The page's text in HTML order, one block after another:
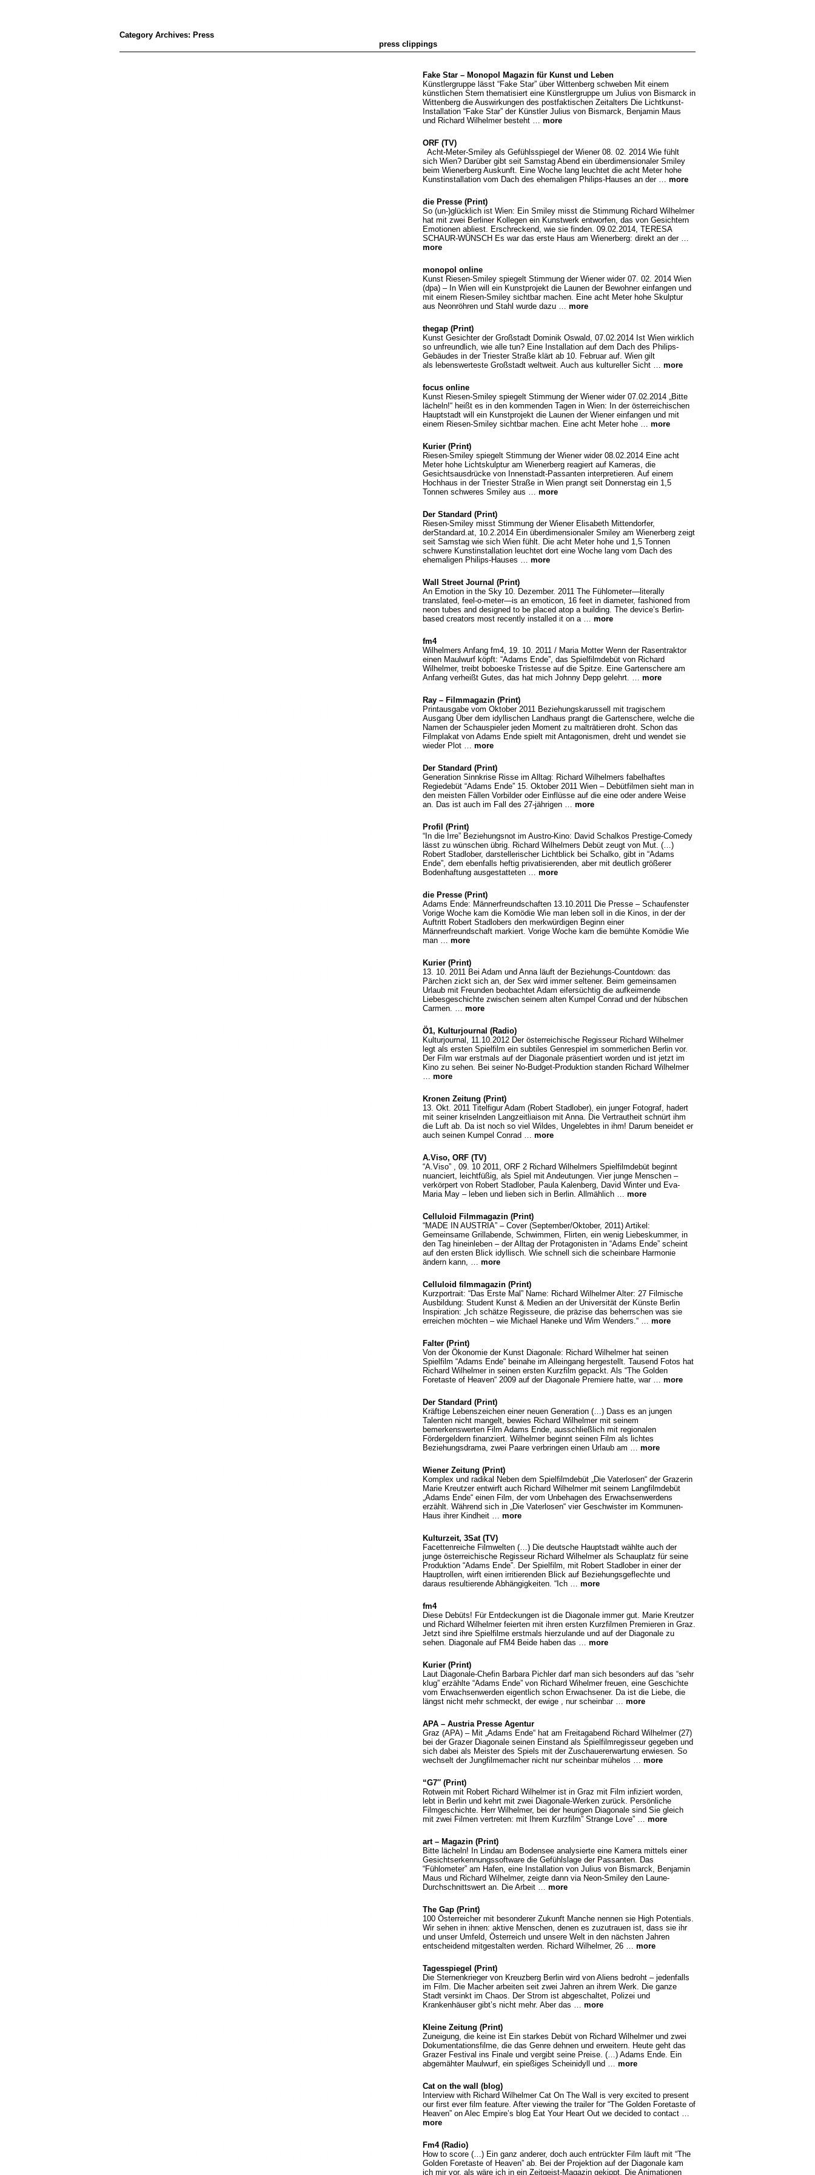
Category Archives: Press
press clippings
Fake Star – Monopol Magazin für Kunst und Leben
Künstlergruppe lässt “Fake Star” über Wittenberg schweben Mit einem
künstlichen Stern thematisiert eine Künstlergruppe um Julius von Bismarck in
Wittenberg die Auswirkungen des postfaktischen Zeitalters Die Lichtkunst-
Installation “Fake Star” der Künstler Julius von Bismarck, Benjamin Maus
und Richard Wilhelmer besteht … more
ORF (TV)
Acht-Meter-Smiley als Gefühlsspiegel der Wiener 08. 02. 2014 Wie fühlt
sich Wien? Darüber gibt seit Samstag Abend ein überdimensionaler Smiley
beim Wienerberg Auskunft. Eine Woche lang leuchtet die acht Meter hohe
Kunstinstallation vom Dach des ehemaligen Philips-Hauses an der … more
die Presse (Print)
So (un-)glücklich ist Wien: Ein Smiley misst die Stimmung Richard Wilhelmer
hat mit zwei Berliner Kollegen ein Kunstwerk entworfen, das von Gesichtern
Emotionen abliest. Erschreckend, wie sie finden. 09.02.2014, TERESA
SCHAUR-WÜNSCH Es war das erste Haus am Wienerberg: direkt an der …
more
monopol online
Kunst Riesen-Smiley spiegelt Stimmung der Wiener wider 07. 02. 2014 Wien
(dpa) – In Wien will ein Kunstprojekt die Launen der Bewohner einfangen und
mit einem Riesen-Smiley sichtbar machen. Eine acht Meter hohe Skulptur
aus Neonröhren und Stahl wurde dazu … more
thegap (Print)
Kunst Gesichter der Großstadt Dominik Oswald, 07.02.2014 Ist Wien wirklich
so unfreundlich, wie alle tun? Eine Installation auf dem Dach des Philips-
Gebäudes in der Triester Straße klärt ab 10. Februar auf. Wien gilt
als lebenswerteste Großstadt weltweit. Auch aus kultureller Sicht … more
focus online
Kunst Riesen-Smiley spiegelt Stimmung der Wiener wider 07.02.2014 „Bitte
lächeln!“ heißt es in den kommenden Tagen in Wien: In der österreichischen
Hauptstadt will ein Kunstprojekt die Launen der Wiener einfangen und mit
einem Riesen-Smiley sichtbar machen. Eine acht Meter hohe … more
Kurier (Print)
Riesen-Smiley spiegelt Stimmung der Wiener wider 08.02.2014 Eine acht
Meter hohe Lichtskulptur am Wienerberg reagiert auf Kameras, die
Gesichtsausdrücke von Innenstadt-Passanten interpretieren. Auf einem
Hochhaus in der Triester Straße in Wien prangt seit Donnerstag ein 1,5
Tonnen schweres Smiley aus … more
Der Standard (Print)
Riesen-Smiley misst Stimmung der Wiener Elisabeth Mittendorfer,
derStandard.at, 10.2.2014 Ein überdimensionaler Smiley am Wienerberg zeigt
seit Samstag wie sich Wien fühlt. Die acht Meter hohe und 1,5 Tonnen
schwere Kunstinstallation leuchtet dort eine Woche lang vom Dach des
ehemaligen Philips-Hauses … more
Wall Street Journal (Print)
An Emotion in the Sky 10. Dezember. 2011 The Fühlometer—literally
translated, feel-o-meter—is an emoticon, 16 feet in diameter, fashioned from
neon tubes and designed to be placed atop a building. The device’s Berlin-
based creators most recently installed it on a … more
fm4
Wilhelmers Anfang fm4, 19. 10. 2011 / Maria Motter Wenn der Rasentraktor
einen Maulwurf köpft: “Adams Ende”, das Spielfilmdebüt von Richard
Wilhelmer, treibt boboeske Tristesse auf die Spitze. Eine Gartenschere am
Anfang verheißt Gutes, das hat mich Johnny Depp gelehrt. … more
Ray – Filmmagazin (Print)
Printausgabe vom Oktober 2011 Beziehungskarussell mit tragischem
Ausgang Über dem idyllischen Landhaus prangt die Gartenschere, welche die
Namen der Schauspieler jeden Moment zu malträtieren droht. Schon das
Filmplakat von Adams Ende spielt mit Antagonismen, dreht und wendet sie
wieder Plot … more
Der Standard (Print)
Generation Sinnkrise Risse im Alltag: Richard Wilhelmers fabelhaftes
Regiedebüt “Adams Ende” 15. Oktober 2011 Wien – Debütfilmen sieht man in
den meisten Fällen Vorbilder oder Einflüsse auf die eine oder andere Weise
an. Das ist auch im Fall des 27-jährigen … more
Profil (Print)
“In die Irre” Beziehungsnot im Austro-Kino: David Schalkos Prestige-Comedy
lässt zu wünschen übrig. Richard Wilhelmers Debüt zeugt von Mut. (…)
Robert Stadlober, darstellerischer Lichtblick bei Schalko, gibt in “Adams
Ende”, dem ebenfalls heftig privatisierenden, aber mit deutlich größerer
Bodenhaftung ausgestatteten … more
die Presse (Print)
Adams Ende: Männerfreundschaften 13.10.2011 Die Presse – Schaufenster
Vorige Woche kam die Komödie Wie man leben soll in die Kinos, in der der
Auftritt Robert Stadlobers den merkwürdigen Beginn einer
Männerfreundschaft markiert. Vorige Woche kam die bemühte Komödie Wie
man … more
Kurier (Print)
13. 10. 2011 Bei Adam und Anna läuft der Beziehungs-Countdown: das
Pärchen zickt sich an, der Sex wird immer seltener. Beim gemeinsamen
Urlaub mit Freunden beobachtet Adam eifersüchtig die aufkeimende
Liebesgeschichte zwischen seinem alten Kumpel Conrad und der hübschen
Carmen. … more
Ö1, Kulturjournal (Radio)
Kulturjournal, 11.10.2012 Der österreichische Regisseur Richard Wilhelmer
legt als ersten Spielfilm ein subtiles Genrespiel im sommerlichen Berlin vor.
Der Film war erstmals auf der Diagonale präsentiert worden und ist jetzt im
Kino zu sehen. Bei seiner No-Budget-Produktion standen Richard Wilhelmer
… more
Kronen Zeitung (Print)
13. Okt. 2011 Titelfigur Adam (Robert Stadlober), ein junger Fotograf, hadert
mit seiner kriselnden Langzeitliaison mit Anna. Die Vertrautheit schnürt ihm
die Luft ab. Da ist noch so viel Wildes, Ungelebtes in ihm! Darum beneidet er
auch seinen Kumpel Conrad … more
A.Viso, ORF (TV)
“A.Viso” , 09. 10 2011, ORF 2 Richard Wilhelmers Spielfilmdebüt beginnt
nuanciert, leichtfüßig, als Spiel mit Andeutungen. Vier junge Menschen –
verkörpert von Robert Stadlober, Paula Kalenberg, David Winter und Eva-
Maria May – leben und lieben sich in Berlin. Allmählich … more
Celluloid Filmmagazin (Print)
“MADE IN AUSTRIA” – Cover (September/Oktober, 2011) Artikel:
Gemeinsame Grillabende, Schwimmen, Flirten, ein wenig Liebeskummer, in
den Tag hineinleben – der Alltag der Protagonisten in “Adams Ende” scheint
auf den ersten Blick idyllisch. Wie schnell sich die scheinbare Harmonie
ändern kann, … more
Celluloid filmmagazin (Print)
Kurzportrait: “Das Erste Mal” Name: Richard Wilhelmer Alter: 27 Filmische
Ausbildung: Student Kunst & Medien an der Universität der Künste Berlin
Inspiration: „Ich schätze Regisseure, die präzise das beherrschen was sie
erreichen möchten – wie Michael Haneke und Wim Wenders.“ … more
Falter (Print)
Von der Ökonomie der Kunst Diagonale: Richard Wilhelmer hat seinen
Spielfilm “Adams Ende“ beinahe im Alleingang hergestellt. Tausend Fotos hat
Richard Wilhelmer in seinen ersten Kurzfilm gepackt. Als “The Golden
Foretaste of Heaven“ 2009 auf der Diagonale Premiere hatte, war … more
Der Standard (Print)
Kräftige Lebenszeichen einer neuen Generation (…) Dass es an jungen
Talenten nicht mangelt, bewies Richard Wilhelmer mit seinem
bemerkenswerten Film Adams Ende, ausschließlich mit regionalen
Fördergeldern finanziert. Wilhelmer beginnt seinen Film als lichtes
Beziehungsdrama, zwei Paare verbringen einen Urlaub am … more
Wiener Zeitung (Print)
Komplex und radikal Neben dem Spielfilmdebüt „Die Vaterlosen“ der Grazerin
Marie Kreutzer entwirft auch Richard Wilhelmer mit seinem Langfilmdebüt
„Adams Ende“ einen Film, der vom Unbehagen des Erwachsenwerdens
erzählt. Während sich in „Die Vaterlosen“ vier Geschwister im Kommunen-
Haus ihrer Kindheit … more
Kulturzeit, 3Sat (TV)
Facettenreiche Filmwelten (…) Die deutsche Hauptstadt wählte auch der
junge österreichische Regisseur Richard Wilhelmer als Schauplatz für seine
Produktion “Adams Ende”. Der Spielfilm, mit Robert Stadlober in einer der
Hauptrollen, wirft einen irritierenden Blick auf Beziehungsgeflechte und
daraus resultierende Abhängigkeiten. “Ich … more
fm4
Diese Debüts! Für Entdeckungen ist die Diagonale immer gut. Marie Kreutzer
und Richard Wilhelmer feierten mit ihren ersten Kurzfilmen Premieren in Graz.
Jetzt sind ihre Spielfilme erstmals hierzulande und auf der Diagonale zu
sehen. Diagonale auf FM4 Beide haben das … more
Kurier (Print)
Laut Diagonale-Chefin Barbara Pichler darf man sich besonders auf das “sehr
klug” erzählte “Adams Ende” von Richard Wihelmer freuen, eine Geschichte
vom Erwachsenwerden eigentlich schon Erwachsener. Da ist die Liebe, die
längst nicht mehr schmeckt, der ewige , nur scheinbar … more
APA – Austria Presse Agentur
Graz (APA) – Mit „Adams Ende“ hat am Freitagabend Richard Wilhelmer (27)
bei der Grazer Diagonale seinen Einstand als Spielfilmregisseur gegeben und
sich dabei als Meister des Spiels mit der Zuschauererwartung erwiesen. So
wechselt der Jungfilmemacher nicht nur scheinbar mühelos … more
“G7″ (Print)
Rotwein mit Robert Richard Wilhelmer ist in Graz mit Film infiziert worden,
lebt in Berlin und kehrt mit zwei Diagonale-Werken zurück. Persönliche
Filmgeschichte. Herr Wilhelmer, bei der heurigen Diagonale sind Sie gleich
mit zwei Filmen vertreten: mit Ihrem Kurzfilm” Strange Love” … more
art – Magazin (Print)
Bitte lächeln! In Lindau am Bodensee analysierte eine Kamera mittels einer
Gesichtserkennungssoftware die Gefühlslage der Passanten. Das
“Fühlometer” am Hafen, eine Installation von Julius von Bismarck, Benjamin
Maus und Richard Wilhelmer, zeigte dann via Neon-Smiley den Laune-
Durchschnittswert an. Die Arbeit … more
The Gap (Print)
100 Österreicher mit besonderer Zukunft Manche nennen sie High Potentials.
Wir sehen in ihnen: aktive Menschen, denen es zuzutrauen ist, dass sie ihr
und unser Umfeld, Österreich und unsere Welt in den nächsten Jahren
entscheidend mitgestalten werden. Richard Wilhelmer, 26 … more
Tagesspiegel (Print)
Die Sternenkrieger von Kreuzberg Berlin wird von Aliens bedroht – jedenfalls
im Film. Die Macher arbeiten seit zwei Jahren an ihrem Werk. Die ganze
Stadt versinkt im Chaos. Der Strom ist abgeschaltet, Polizei und
Krankenhäuser gibt’s nicht mehr. Aber das … more
Kleine Zeitung (Print)
Zuneigung, die keine ist Ein starkes Debüt von Richard Wilhelmer und zwei
Dokumentationsfilme, die das Genre dehnen und erweitern. Heute geht das
Grazer Festival ins Finale und vergibt seine Preise. (…) Adams Ende. Ein
abgemähter Maulwurf, ein spießiges Scheinidyll und … more
Cat on the wall (blog)
Interview with Richard Wilhelmer Cat On The Wall is very excited to present
our first ever film feature. After viewing the trailer for “The Golden Foretaste of
Heaven” on Alec Empire’s blog Eat Your Heart Out we decided to contact …
more
Fm4 (Radio)
How to score (…) Ein ganz anderer, doch auch entrückter Film läuft mit “The
Golden Foretaste of Heaven” ab. Bei der Projektion auf der Diagonale kam
ich mir vor, als wäre ich in ein Zeitgeist-Magazin gekippt. Die Animationen